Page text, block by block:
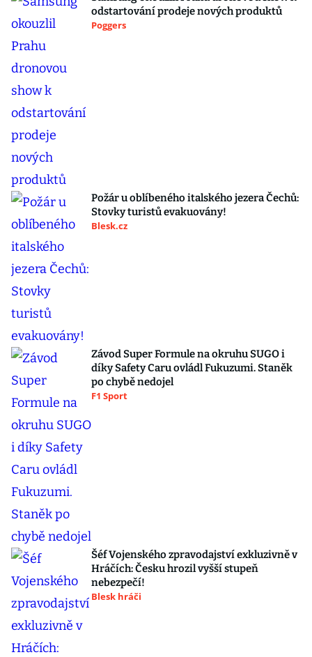
odstartování prodeje nových produktů
Poggers
Požár u oblíbeného italského jezera Čechů:
Stovky turistů evakuovány!
Blesk.cz
Závod Super Formule na okruhu SUGO i
díky Safety Caru ovládl Fukuzumi. Staněk
po chybě nedojel
F1 Sport
Šéf Vojenského zpravodajství exkluzivně v
Hráčích: Česku hrozil vyšší stupeň
nebezpečí!
Blesk hráči